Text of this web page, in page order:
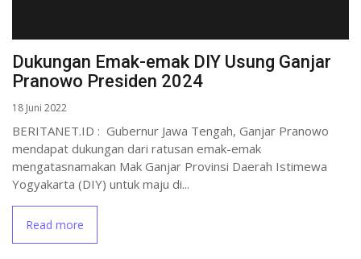
Dukungan Emak-emak DIY Usung Ganjar
Pranowo Presiden 2024
18 Juni 2022
BERITANET.ID : Gubernur Jawa Tengah, Ganjar Pranowo
mendapat dukungan dari ratusan emak-emak
mengatasnamakan Mak Ganjar Provinsi Daerah Istimewa
Yogyakarta (DIY) untuk maju di...
Read more